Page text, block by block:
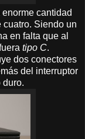
cantidad
cuatro. Siendo un
en falta que al
tipo C.
dos conectores
del interruptor
duro.